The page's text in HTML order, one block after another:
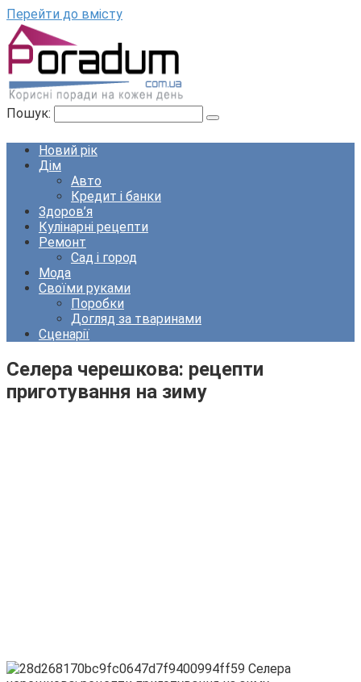
Перейти до вмісту
Пошук:
Новий рік
Дім
Авто
Кредит і банки
Здоров’я
Кулінарні рецепти
Ремонт
Сад і город
Мода
Своїми руками
Поробки
Догляд за тваринами
Сценарії
Селера черешкова: рецепти
приготування на зиму